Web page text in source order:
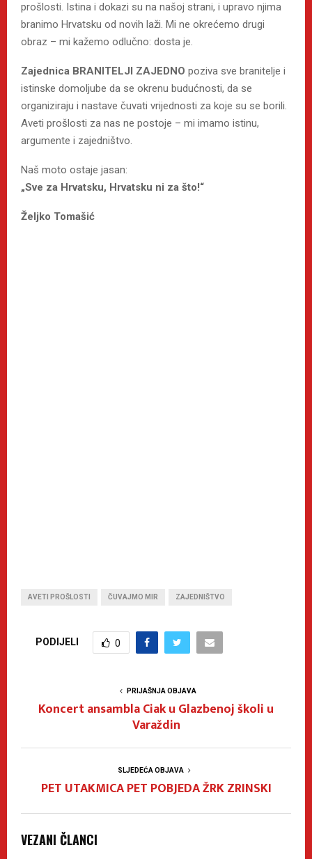
prošlosti. Istina i dokazi su na našoj strani, i upravo njima
branimo Hrvatsku od novih laži. Mi ne okrećemo drugi
obraz – mi kažemo odlučno: dosta je.
Zajednica BRANITELJI ZAJEDNO poziva sve branitelje i
istinske domoljube da se okrenu budućnosti, da se
organiziraju i nastave čuvati vrijednosti za koje su se borili.
Aveti prošlosti za nas ne postoje – mi imamo istinu,
argumente i zajedništvo.
Naš moto ostaje jasan:
„Sve za Hrvatsku, Hrvatsku ni za što!“
Željko Tomašić
AVETI PROŠLOSTI ČUVAJMO MIR ZAJEDNIŠTVO
PODIJELI 0
PRIJAŠNJA OBJAVA
Koncert ansambla Ciak u Glazbenoj školi u
Varaždin
SLJEDEĆA OBJAVA
PET UTAKMICA PET POBJEDA ŽRK ZRINSKI
VEZANI ČLANCI